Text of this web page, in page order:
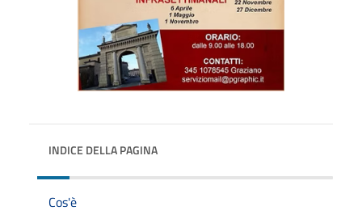
INDICE DELLA PAGINA
Cos'è